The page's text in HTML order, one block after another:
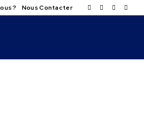
? Nous Contacter